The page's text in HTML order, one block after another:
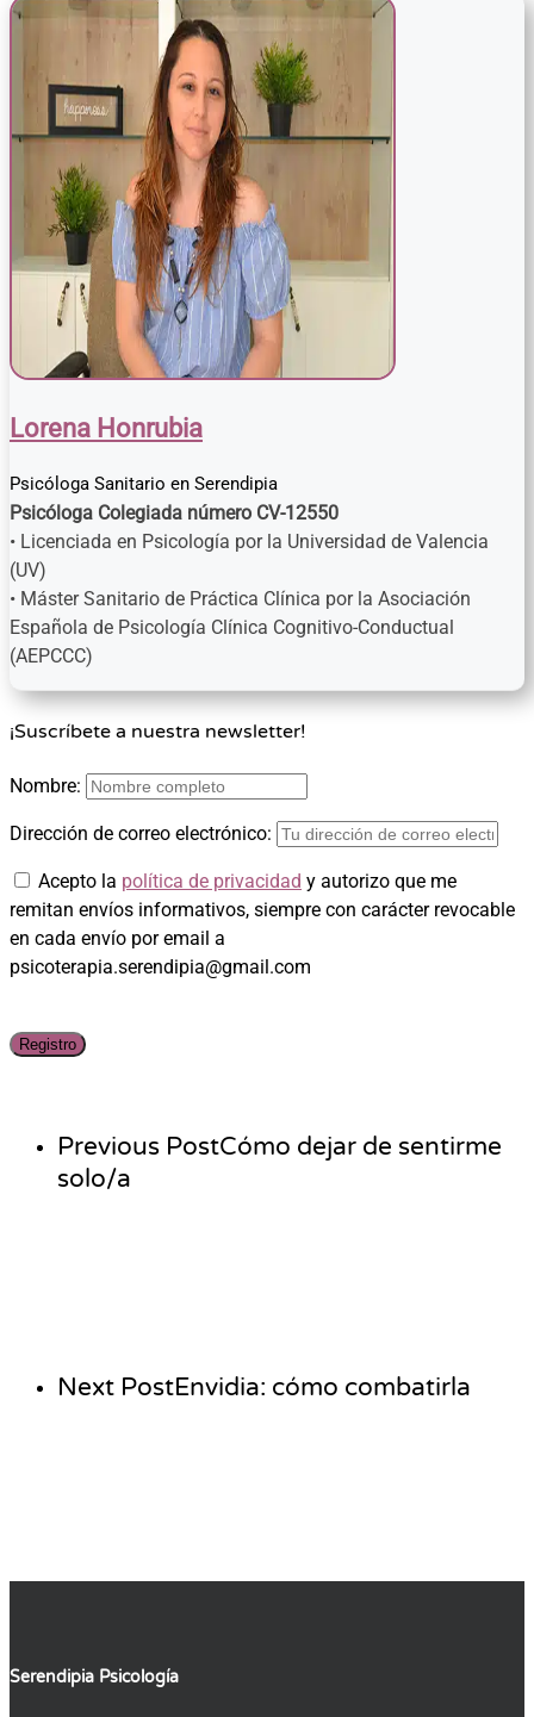
Lorena Honrubia
Psicóloga Sanitario en Serendipia
Psicóloga Colegiada número CV-12550
• Licenciada en Psicología por la Universidad de Valencia
(UV)
• Máster Sanitario de Práctica Clínica por la Asociación
Española de Psicología Clínica Cognitivo-Conductual
(AEPCCC)
¡Suscríbete a nuestra newsletter!
Nombre:
Dirección de correo electrónico:
Acepto la política de privacidad y autorizo que me
remitan envíos informativos, siempre con carácter revocable
en cada envío por email a
psicoterapia.serendipia@gmail.com
Previous PostCómo dejar de sentirme
solo/a
Next PostEnvidia: cómo combatirla
Serendipia Psicología